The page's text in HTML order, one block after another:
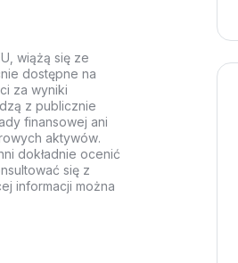
wiążą się ze
dostępne na
za wyniki
z publicznie
finansowej ani
aktywów.
dokładnie ocenić
się z
informacji można